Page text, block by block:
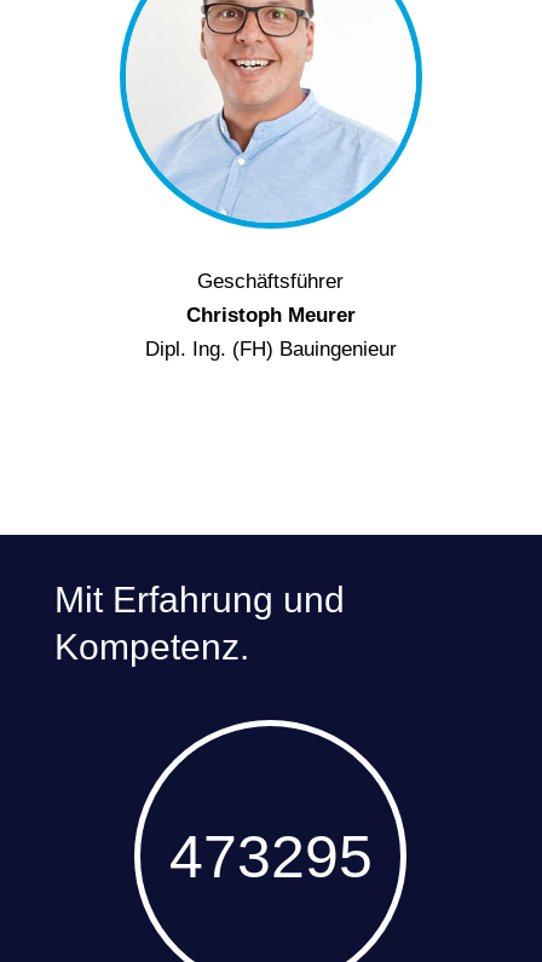
Geschäftsführer
Christoph Meurer
Dipl. Ing. (FH) Bauingenieur
Mit Erfahrung und
Kompetenz.
100
473295